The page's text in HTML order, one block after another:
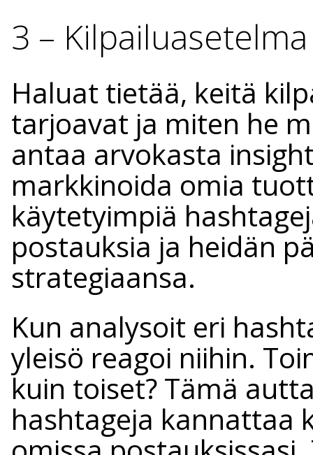
3 – Kilpailuasetelma
Haluat tietää, keitä
tarjoavat ja miten he
antaa arvokasta
markkinoida omia
käytetyimpiä
postauksia ja heidän
strategiaansa.
Kun analysoit eri
yleisö reagoi niihin.
kuin toiset? Tämä
hashtageja kannattaa